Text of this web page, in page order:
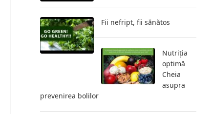
Fii nefript, fii sănătos
Nutriția
optimă
Cheia
asupra
prevenirea bolilor